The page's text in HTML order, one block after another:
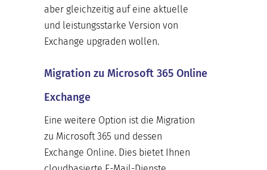
aber gleichzeitig auf eine aktuelle
und leistungsstarke Version von
Exchange upgraden wollen.
Migration zu Microsoft 365 Online
Exchange
Eine weitere Option ist die Migration
zu Microsoft 365 und dessen
Exchange Online. Dies bietet Ihnen